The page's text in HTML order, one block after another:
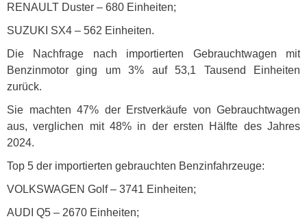
RENAULT Duster – 680 Einheiten;
SUZUKI SX4 – 562 Einheiten.
Die Nachfrage nach importierten Gebrauchtwagen mit
Benzinmotor ging um 3% auf 53,1 Tausend Einheiten
zurück.
Sie machten 47% der Erstverkäufe von Gebrauchtwagen
aus, verglichen mit 48% in der ersten Hälfte des Jahres
2024.
Top 5 der importierten gebrauchten Benzinfahrzeuge:
VOLKSWAGEN Golf – 3741 Einheiten;
AUDI Q5 – 2670 Einheiten;